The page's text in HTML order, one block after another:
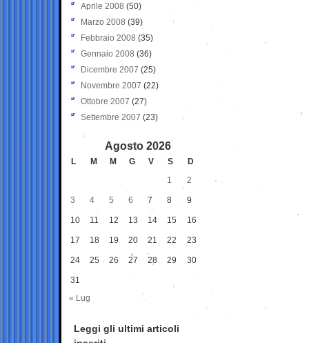
Aprile 2008 (50)
Marzo 2008 (39)
Febbraio 2008 (35)
Gennaio 2008 (36)
Dicembre 2007 (25)
Novembre 2007 (22)
Ottobre 2007 (27)
Settembre 2007 (23)
Agosto 2026
L M M G V S
D
1
2
3 4 5 6 7 8 9
10 11 12 13 14 15 16
17 18 19 20 21 22 23
24 25 26 27 28 29 30
31
« Lug
Leggi gli ultimi articoli